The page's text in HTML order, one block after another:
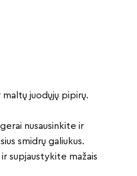
juodųjų pipirų.
nusausinkite ir
smidrų galiukus.
supjaustykite mažais